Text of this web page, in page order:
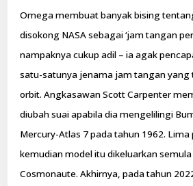
Omega membuat banyak bising
disokong NASA sebagai ‘jam tangan
nampaknya cukup adil – ia agak
satu-satunya jenama jam tangan yang
orbit. Angkasawan Scott Carpenter
diubah suai apabila dia mengelilingi
Mercury-Atlas 7 pada tahun 1962. Lima
kemudian model itu dikeluarkan
Cosmonaute. Akhirnya, pada tahun